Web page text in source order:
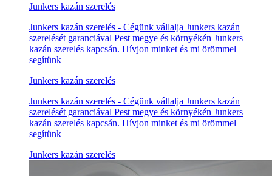
Junkers kazán szerelés
Junkers kazán szerelés - Cégünk vállalja Junkers kazán
szerelését garanciával Pest megye és környékén Junkers
kazán szerelés kapcsán. Hívjon minket és mi örömmel
segítünk
Junkers kazán szerelés
Junkers kazán szerelés - Cégünk vállalja Junkers kazán
szerelését garanciával Pest megye és környékén Junkers
kazán szerelés kapcsán. Hívjon minket és mi örömmel
segítünk
Junkers kazán szerelés